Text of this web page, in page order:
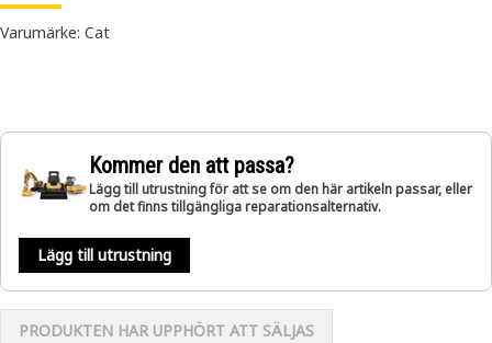
Varumärke: Cat
Kommer den att passa?
Lägg till utrustning för att se om den här artikeln passar, eller
om det finns tillgängliga reparationsalternativ.
Lägg till utrustning
PRODUKTEN HAR UPPHÖRT ATT SÄLJAS